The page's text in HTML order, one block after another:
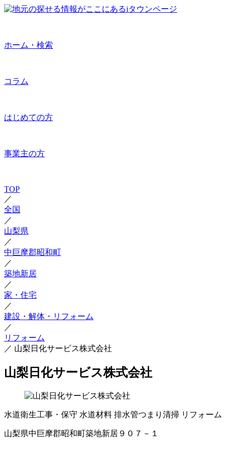
ホーム・検索
コラム
はじめての方
事業主の方
TOP
／
全国
／
山梨県
／
中巨摩郡昭和町
／
築地新居
／
家・住宅
／
建設・解体・リフォーム
／
リフォーム
／ 山梨日化サービス株式会社
山梨日化サービス株式会社
水道衛生工事・保守 水道材料 排水管つまり清掃 リフォーム
山梨県中巨摩郡昭和町築地新居９０７－１